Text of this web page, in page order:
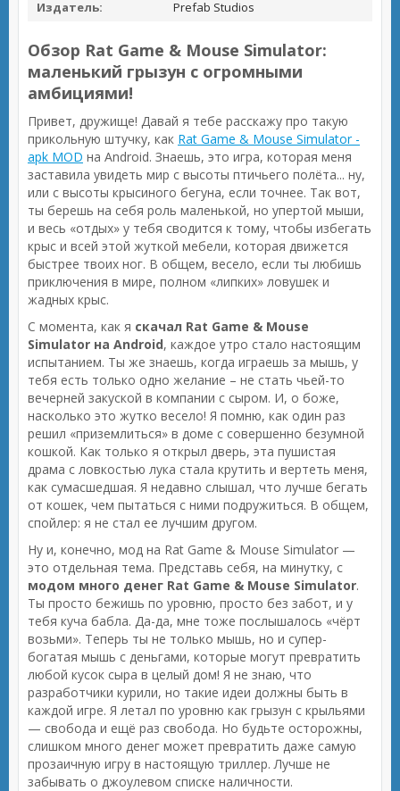
Издатель:
Prefab Studios
Обзор Rat Game & Mouse Simulator:
маленький грызун с огромными
амбициями!
Привет, дружище! Давай я тебе расскажу про такую
прикольную штучку, как Rat Game & Mouse Simulator -
apk MOD на Android. Знаешь, это игра, которая меня
заставила увидеть мир с высоты птичьего полёта... ну,
или с высоты крысиного бегуна, если точнее. Так вот,
ты берешь на себя роль маленькой, но упертой мыши,
и весь «отдых» у тебя сводится к тому, чтобы избегать
крыс и всей этой жуткой мебели, которая движется
быстрее твоих ног. В общем, весело, если ты любишь
приключения в мире, полном «липких» ловушек и
жадных крыс.
С момента, как я скачал Rat Game & Mouse
Simulator на Android, каждое утро стало настоящим
испытанием. Ты же знаешь, когда играешь за мышь, у
тебя есть только одно желание – не стать чьей-то
вечерней закуской в компании с сыром. И, о боже,
насколько это жутко весело! Я помню, как один раз
решил «приземлиться» в доме с совершенно безумной
кошкой. Как только я открыл дверь, эта пушистая
драма с ловкостью лука стала крутить и вертеть меня,
как сумасшедшая. Я недавно слышал, что лучше бегать
от кошек, чем пытаться с ними подружиться. В общем,
спойлер: я не стал ее лучшим другом.
Ну и, конечно, мод на Rat Game & Mouse Simulator —
это отдельная тема. Представь себя, на минутку, с
модом много денег Rat Game & Mouse Simulator.
Ты просто бежишь по уровню, просто без забот, и у
тебя куча бабла. Да-да, мне тоже послышалось «чёрт
возьми». Теперь ты не только мышь, но и супер-
богатая мышь с деньгами, которые могут превратить
любой кусок сыра в целый дом! Я не знаю, что
разработчики курили, но такие идеи должны быть в
каждой игре. Я летал по уровню как грызун с крыльями
— свобода и ещё раз свобода. Но будьте осторожны,
слишком много денег может превратить даже самую
прозаичную игру в настоящую триллер. Лучше не
забывать о джоулевом списке наличности.